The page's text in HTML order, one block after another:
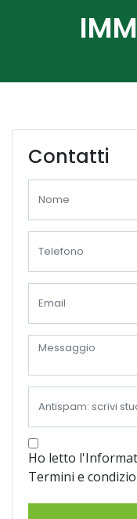
Contatti
Ho letto
Termini e